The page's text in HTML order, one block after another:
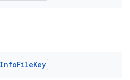
InfoFileKey